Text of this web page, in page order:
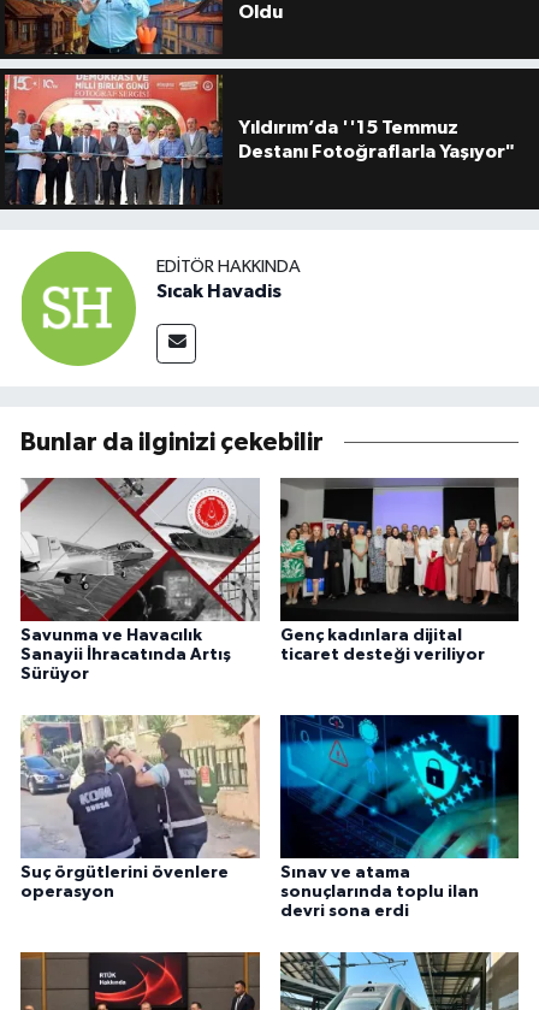
Oldu
Yıldırım’da ''15 Temmuz
Destanı Fotoğraflarla Yaşıyor"
EDITÖR HAKKINDA
Sıcak Havadis
Bunlar da ilginizi çekebilir
Savunma ve Havacılık
Sanayii İhracatında Artış
Sürüyor
Genç kadınlara dijital
ticaret desteği veriliyor
Suç örgütlerini övenlere
operasyon
Sınav ve atama
sonuçlarında toplu ilan
devri sona erdi